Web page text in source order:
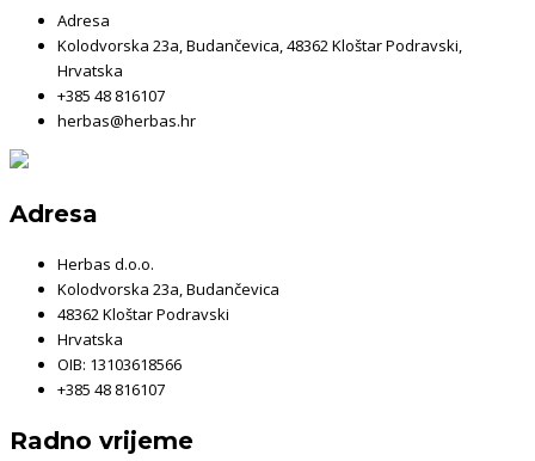
Adresa
Kolodvorska 23a, Budančevica, 48362 Kloštar Podravski,
Hrvatska
+385 48 816107
herbas@herbas.hr
Adresa
Herbas d.o.o.
Kolodvorska 23a, Budančevica
48362 Kloštar Podravski
Hrvatska
OIB: 13103618566
+385 48 816107
Radno vrijeme